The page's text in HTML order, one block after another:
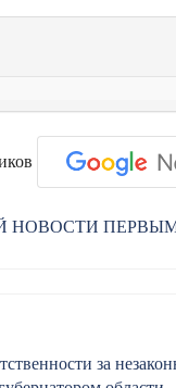
НОВОСТИ
за